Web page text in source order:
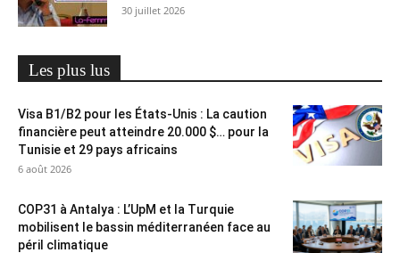
30 juillet 2026
Les plus lus
Visa B1/B2 pour les États-Unis : La caution
financière peut atteindre 20.000 $… pour la
Tunisie et 29 pays africains
6 août 2026
COP31 à Antalya : L’UpM et la Turquie
mobilisent le bassin méditerranéen face au
péril climatique